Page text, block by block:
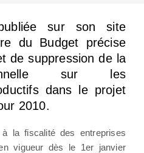
sur son site
du Budget précise
de suppression de la
sur les
dans le projet
2010.
la fiscalité des entreprises
vigueur dès le 1er janvier